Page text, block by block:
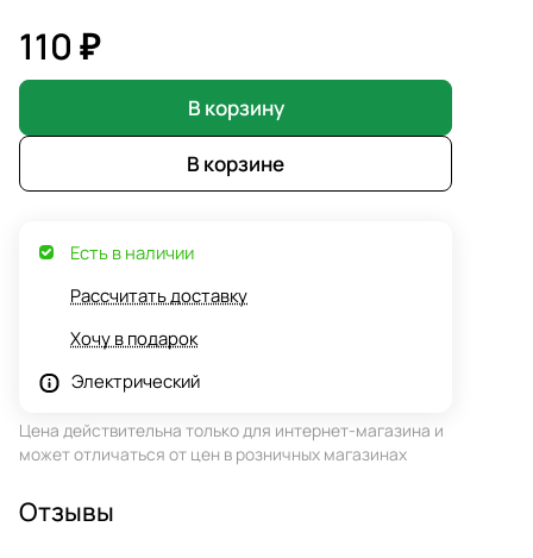
110 ₽
В корзину
В корзине
Есть в наличии
Рассчитать доставку
Хочу в подарок
Электрический
Цена действительна только для интернет-магазина и
может отличаться от цен в розничных магазинах
Отзывы